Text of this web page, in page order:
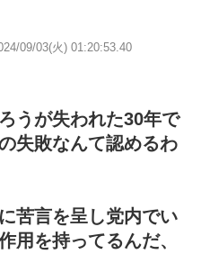
09/03(火) 01:20:53.40
うが失われた30年で
失敗なんて認めるわ
苦言を呈し党内でい
用を持ってるんだ、